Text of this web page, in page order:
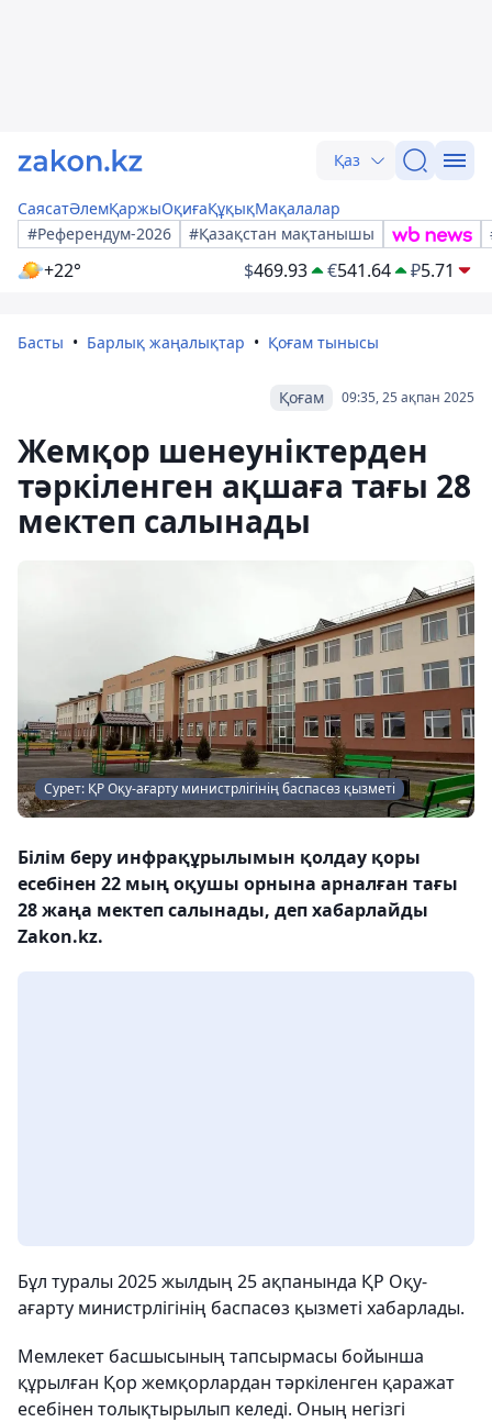
Қаз
СаясатӘлемҚаржыОқиғаҚұқықМақалалар
#Референдум-2026
#Қазақстан мақтанышы
+22° $469.93 €541.64 ₽5.71
Басты Барлық жаңалықтар Қоғам тынысы
09:35, 25 ақпан 2025
Қоғам
Жемқор шенеуніктерден
тәркіленген ақшаға тағы 28
мектеп салынады
Сурет: ҚР Оқу-ағарту министрлігінің баспасөз қызметі
Білім беру инфрақұрылымын қолдау қоры
есебінен 22 мың оқушы орнына арналған тағы
28 жаңа мектеп салынады, деп хабарлайды
Zakon.kz.
Бұл туралы 2025 жылдың 25 ақпанында ҚР Оқу-
ағарту министрлігінің баспасөз қызметі хабарлады.
Мемлекет басшысының тапсырмасы бойынша
құрылған Қор жемқорлардан тәркіленген қаражат
есебінен толықтырылып келеді. Оның негізгі